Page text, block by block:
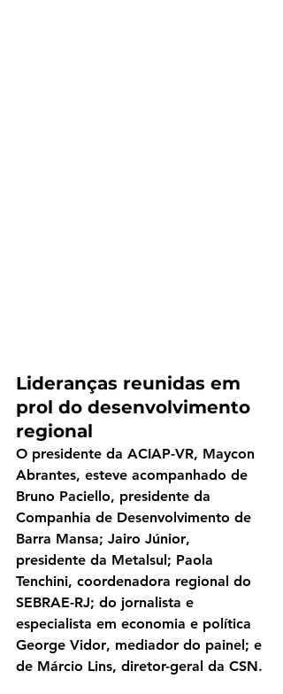
Lideranças reunidas em
prol do desenvolvimento
regional
O presidente da ACIAP-VR, Maycon
Abrantes, esteve acompanhado de
Bruno Paciello, presidente da
Companhia de Desenvolvimento de
Barra Mansa; Jairo Júnior,
presidente da Metalsul; Paola
Tenchini, coordenadora regional do
SEBRAE-RJ; do jornalista e
especialista em economia e política
George Vidor, mediador do painel; e
de Márcio Lins, diretor-geral da CSN.